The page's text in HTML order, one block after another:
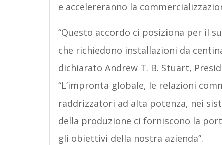
e accelereranno la
“Questo accordo ci posiziona per il
che richiedono installazioni da
dichiarato Andrew T. B. Stuart,
“L’impronta globale, le relazioni
raddrizzatori ad alta potenza, nei
della produzione ci forniscono la
gli obiettivi della nostra azienda”.